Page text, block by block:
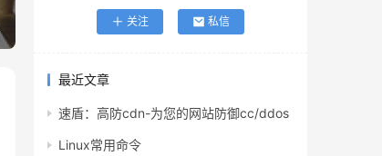
关注 私信
最近文章
速盾：高防cdn-为您的网站防御cc/ddos
Linux常用命令